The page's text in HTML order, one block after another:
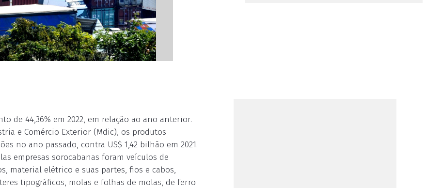
de 44,36% em 2022, em relação ao ano anterior.
e Comércio Exterior (Mdic), os produtos
no ano passado, contra US$ 1,42 bilhão em 2021.
empresas sorocabanas foram veículos de
material elétrico e suas partes, fios e cabos,
tipográficos, molas e folhas de molas, de ferro